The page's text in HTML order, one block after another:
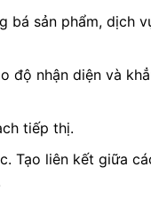
bá sản phẩm, dịch
độ nhận diện và
tiếp thị.
Tạo liên kết giữa